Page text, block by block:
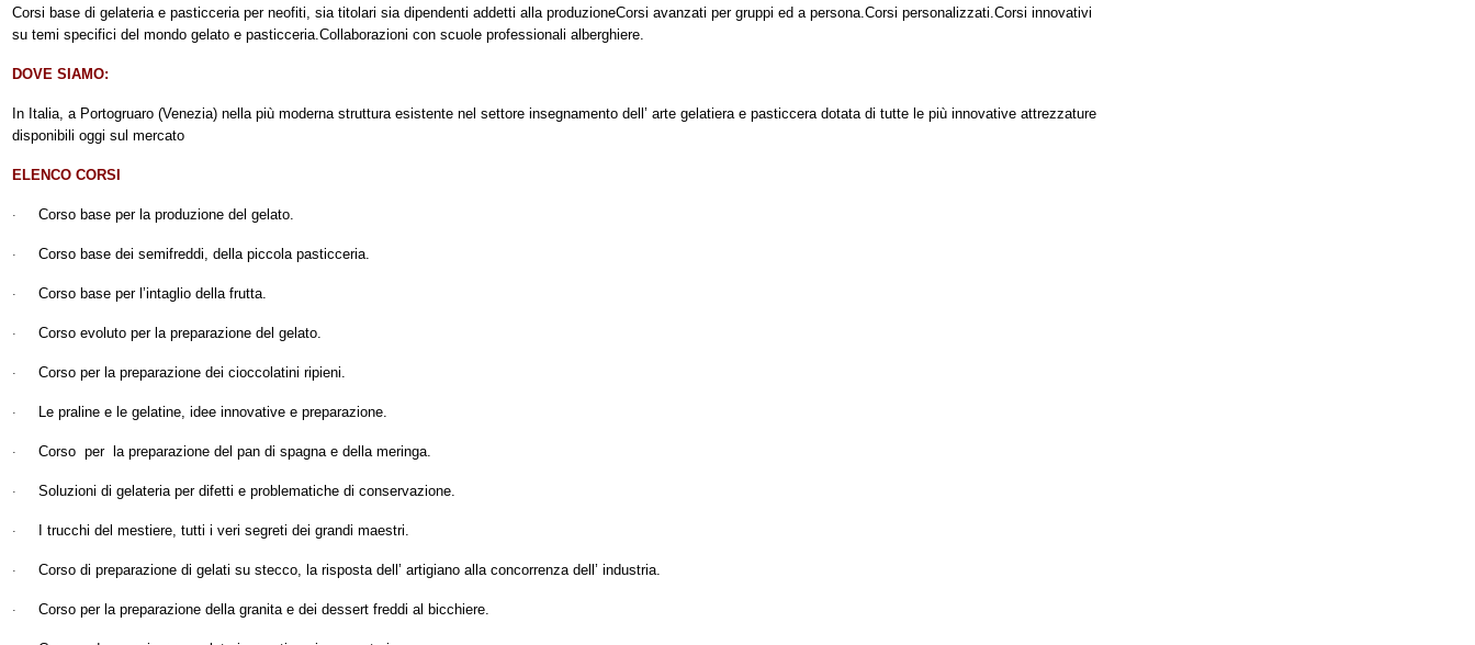
Corsi base di gelateria e pasticceria per neofiti, sia titolari sia dipendenti addetti alla produzioneCorsi avanzati per gruppi ed a persona.Corsi personalizzati.Corsi innovativi
su temi specifici del mondo gelato e pasticceria.Collaborazioni con scuole professionali alberghiere.
DOVE SIAMO:
In Italia, a Portogruaro (Venezia) nella più moderna struttura esistente nel settore insegnamento dell’ arte gelatiera e pasticcera dotata di tutte le più innovative attrezzature
disponibili oggi sul mercato
ELENCO CORSI
· Corso base per la produzione del gelato.
· Corso base dei semifreddi, della piccola pasticceria.
· Corso base per l’intaglio della frutta.
· Corso evoluto per la preparazione del gelato.
· Corso per la preparazione dei cioccolatini ripieni.
· Le praline e le gelatine, idee innovative e preparazione.
· Corso per la preparazione del pan di spagna e della meringa.
· Soluzioni di gelateria per difetti e problematiche di conservazione.
· I trucchi del mestiere, tutti i veri segreti dei grandi maestri.
· Corso di preparazione di gelati su stecco, la risposta dell’ artigiano alla concorrenza dell’ industria.
· Corso per la preparazione della granita e dei dessert freddi al bicchiere.